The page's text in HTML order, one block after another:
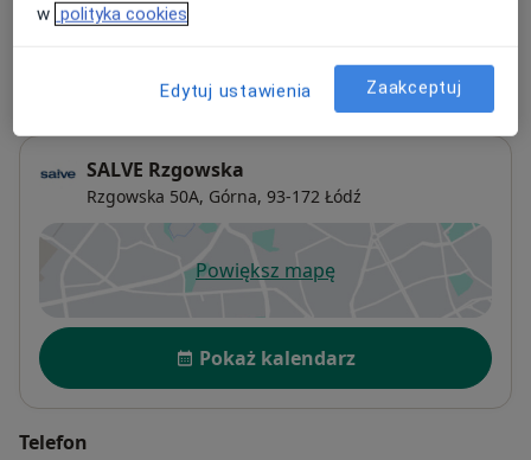
Adresy (2)
Adres 2
SALVE Rzgowska
Rzgowska 50A, Górna, 93-172 Łódź
Powiększ mapęotwiera się w nowej karcie
Dostępność
Pokaż kalendarz
Telefon
w polityka cookies
Edytuj ustawienia Zaakceptuj